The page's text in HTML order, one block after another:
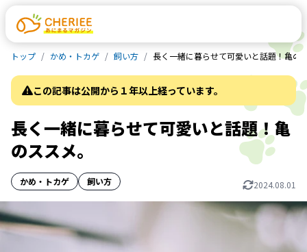
トップ かめ・トカゲ 飼い方 長く一緒に暮らせて可愛いと話題！亀の
この記事は公開から１年以上経っています。
長く一緒に暮らせて可愛いと話題！亀
のススメ。
かめ・トカゲ 飼い方 2024.08.01